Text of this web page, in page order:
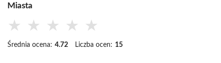
Miasta
★ ★ ★ ★ ★
Średnia ocena: 4.72 Liczba ocen: 15